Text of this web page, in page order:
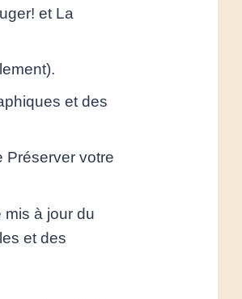
et La
et des
Préserver votre
mis à jour du
et des